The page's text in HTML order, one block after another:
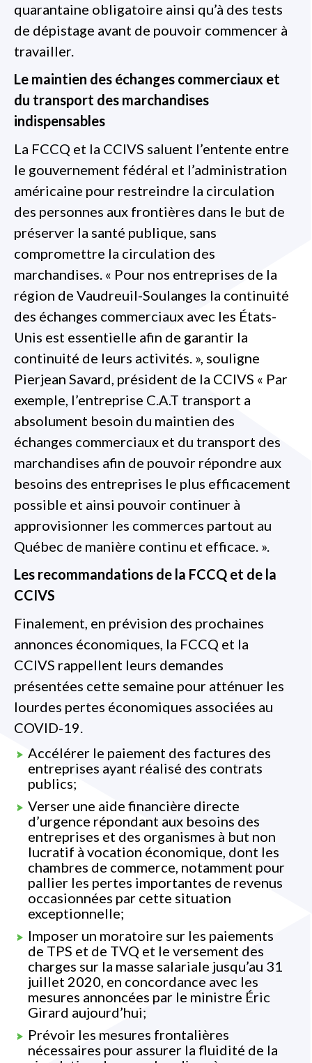
quarantaine obligatoire ainsi qu’à des tests
de dépistage avant de pouvoir commencer à
travailler.
Le maintien des échanges commerciaux et
du transport des marchandises
indispensables
La FCCQ et la CCIVS saluent l’entente entre
le gouvernement fédéral et l’administration
américaine pour restreindre la circulation
des personnes aux frontières dans le but de
préserver la santé publique, sans
compromettre la circulation des
marchandises. « Pour nos entreprises de la
région de Vaudreuil-Soulanges la continuité
des échanges commerciaux avec les États-
Unis est essentielle afin de garantir la
continuité de leurs activités. », souligne
Pierjean Savard, président de la CCIVS « Par
exemple, l’entreprise C.A.T transport a
absolument besoin du maintien des
échanges commerciaux et du transport des
marchandises afin de pouvoir répondre aux
besoins des entreprises le plus efficacement
possible et ainsi pouvoir continuer à
approvisionner les commerces partout au
Québec de manière continu et efficace. ».
Les recommandations de la FCCQ et de la
CCIVS
Finalement, en prévision des prochaines
annonces économiques, la FCCQ et la
CCIVS rappellent leurs demandes
présentées cette semaine pour atténuer les
lourdes pertes économiques associées au
COVID-19.
Accélérer le paiement des factures des
entreprises ayant réalisé des contrats
publics;
Verser une aide financière directe
d’urgence répondant aux besoins des
entreprises et des organismes à but non
lucratif à vocation économique, dont les
chambres de commerce, notamment pour
pallier les pertes importantes de revenus
occasionnées par cette situation
exceptionnelle;
Imposer un moratoire sur les paiements
de TPS et de TVQ et le versement des
charges sur la masse salariale jusqu’au 31
juillet 2020, en concordance avec les
mesures annoncées par le ministre Éric
Girard aujourd’hui;
Prévoir les mesures frontalières
nécessaires pour assurer la fluidité de la